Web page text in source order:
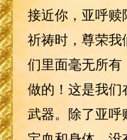
接近你，亚呼
祈祷时，尊荣
们里面毫无所
做的！这是我们
武器。除了亚呼